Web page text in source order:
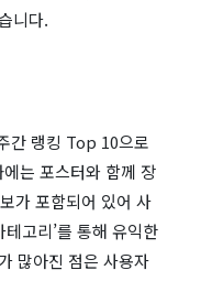
니다​​.
간 랭킹 Top 10으로
는 포스터와 함께 장
가 포함되어 있어 사
고리’를 통해 유익한
많아진 점은 사용자